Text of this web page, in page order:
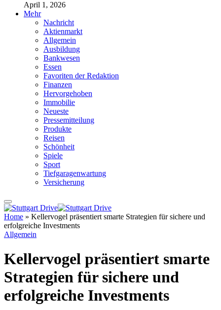
April 1, 2026
Mehr
Nachricht
Aktienmarkt
Allgemein
Ausbildung
Bankwesen
Essen
Favoriten der Redaktion
Finanzen
Hervorgehoben
Immobilie
Neueste
Pressemitteilung
Produkte
Reisen
Schönheit
Spiele
Sport
Tiefgaragenwartung
Versicherung
Home » Kellervogel präsentiert smarte Strategien für sichere und
erfolgreiche Investments
Allgemein
Kellervogel präsentiert smarte
Strategien für sichere und
erfolgreiche Investments